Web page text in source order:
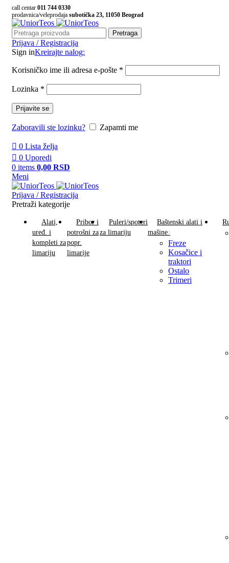
call centar 011 744 0330
prodavnica/veleprodaja subotička 23, 11050 Beograd
Pretraga
Prijava / Registracija
Sign inKreirajte nalog:
Korisničko ime ili adresa e-pošte *
Lozinka *
Prijavite se
Zaboravili ste lozinku? Zapamti me
0 Lista želja
0 Uporedi
0 items 0,00 RSD
Meni
Prijava / Registracija
Pretraži kategorije
Alati,
uređ. i
kompleti za
limariju
Pribor i
potrošni za
popr.
limarije
Puleri/spoteri
za limariju
Baštenski alati i
mašine
Freze
Kosačice i
traktori
Ostalo
Trimeri